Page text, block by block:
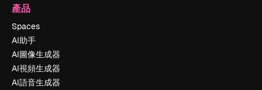
產品
Spaces
AI助手
AI圖像生成器
AI視頻生成器
AI語音生成器